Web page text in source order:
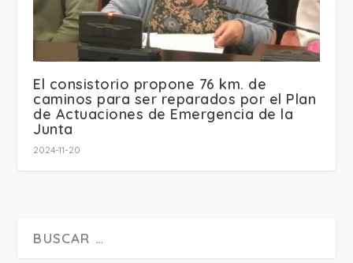
El consistorio propone 76 km. de
caminos para ser reparados por el Plan
de Actuaciones de Emergencia de la
Junta
2024-11-20